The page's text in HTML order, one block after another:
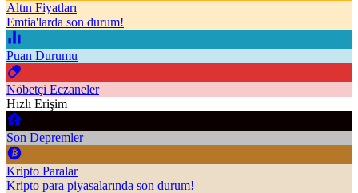
Altın Fiyatları
Emtia'larda son durum!
Puan Durumu
Nöbetçi Eczaneler
Hızlı Erişim
Son Depremler
Kripto Paralar
Kripto para piyasalarında son durum!